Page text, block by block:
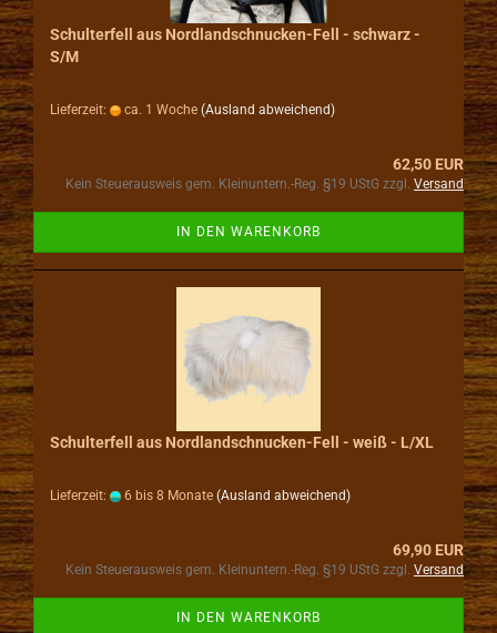
Schulterfell aus Nordlandschnucken-Fell - schwarz -
S/M
Lieferzeit: ca. 1 Woche (Ausland abweichend)
62,50 EUR
Kein Steuerausweis gem. Kleinuntern.-Reg. §19 UStG zzgl. Versand
IN DEN WARENKORB
Schulterfell aus Nordlandschnucken-Fell - weiß - L/XL
Lieferzeit: 6 bis 8 Monate (Ausland abweichend)
69,90 EUR
Kein Steuerausweis gem. Kleinuntern.-Reg. §19 UStG zzgl. Versand
IN DEN WARENKORB